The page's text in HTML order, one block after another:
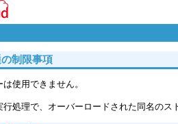
制限事項
使用できません。
処理で、オーバーロードされた同名のス